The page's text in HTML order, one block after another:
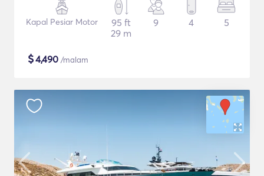
Kapal Pesiar Motor
95 ft
29 m
9 4 5
$4,490 /malam